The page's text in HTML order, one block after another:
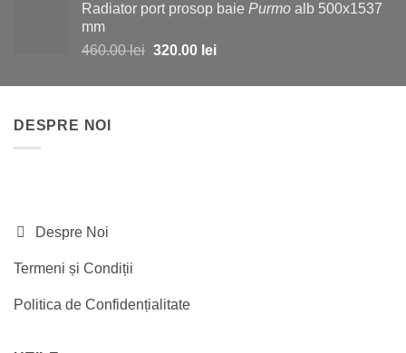
fost:
1,130.00 lei.
Radiator port prosop baie Purmo alb 500x1537
mm
460.00lei Prețul
a
320.00 leiPrețul
este:
DESPRE NOI
Despre Noi
Termeni și Condiții
Politica de Confidențialitate